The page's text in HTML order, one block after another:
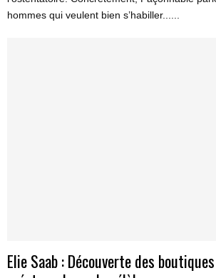
hommes qui veulent bien s’habiller......
Elie Saab : Découverte des